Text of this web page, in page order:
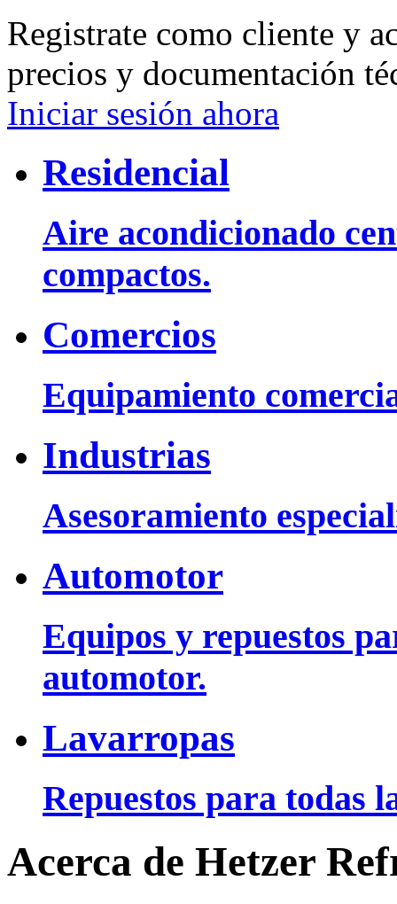
Registrate como cliente y
precios y documentación
Iniciar sesión ahora
Residencial
Aire acondicionado
compactos.
Comercios
Equipamiento
Industrias
Asesoramiento
Automotor
Equipos y repuestos
automotor.
Lavarropas
Repuestos para todas
Acerca de Hetzer